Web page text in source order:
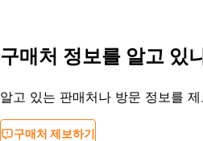
구매처 정보를 알고 있
알고 있는 판매처나 방문 정보를
구매처 제보하기